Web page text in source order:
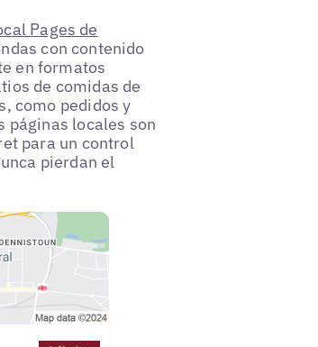
Pages de
con contenido
en formatos
de comidas de
como pedidos y
páginas locales son
para un control
pierdan el